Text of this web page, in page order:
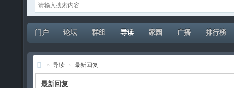
门户 论坛 群组 导读 家园 广播 排行榜
夜
» 导读 › 最新回复
最新回复